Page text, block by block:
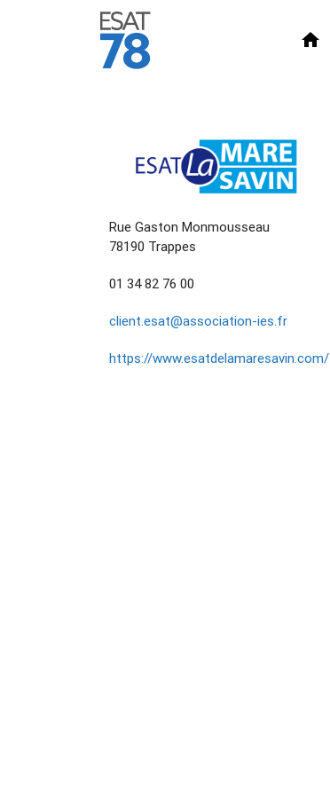
home
Rue Gaston Monmousseau
78190 Trappes
01 34 82 76 00
client.esat@association-ies.fr
https://www.esatdelamaresavin.com/